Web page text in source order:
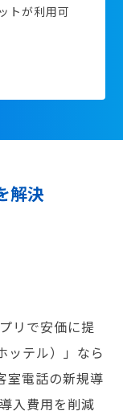
トが利用可
解決
リで安価に提
ッテル）」なら
室電話の新規導
入費用を削減